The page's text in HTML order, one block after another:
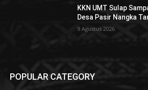
KKN UMT Sulap
Desa Pasir Nangka
9 Agustus 2026
POPULAR CATEGORY